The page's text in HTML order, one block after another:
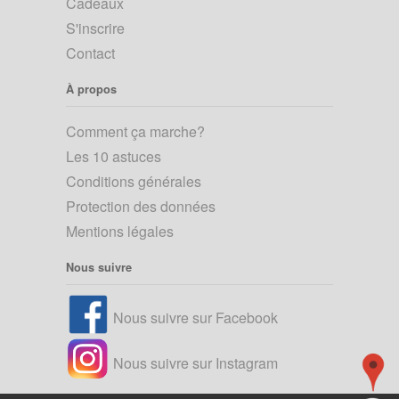
S'inscrire
Contact
À propos
Comment ça marche?
Les 10 astuces
Conditions générales
Protection des données
Mentions légales
Nous suivre
Nous suivre sur Facebook
Nous suivre sur Instagram